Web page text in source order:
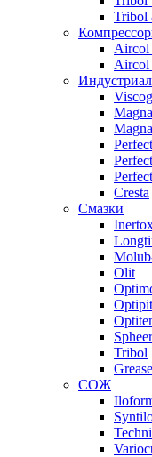
Tribol
Aircol
Aircol
Magna
Cresta
Смазки
Olit
Optipit
Tribol
Grease
СОЖ